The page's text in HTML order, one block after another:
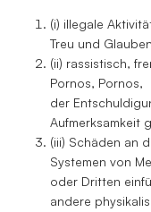
(i) illegale
Treu und
(ii) rassistisch,
Pornos, Pornos,
der
Aufmerksamkeit
(iii) Schäden an
Systemen von
oder Dritten
andere